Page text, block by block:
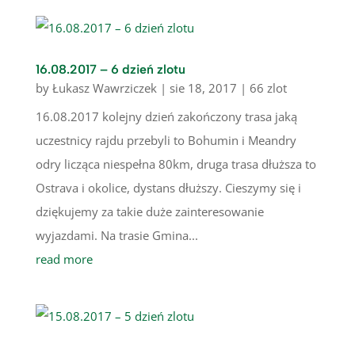
16.08.2017 – 6 dzień zlotu
by Łukasz Wawrziczek| sie 18, 2017 | 66 zlot
16.08.2017 kolejny dzień zakończony trasa jaką
uczestnicy rajdu przebyli to Bohumin i Meandry
odry licząca niespełna 80km, druga trasa dłuższa to
Ostrava i okolice, dystans dłuższy. Cieszymy się i
dziękujemy za takie duże zainteresowanie
wyjazdami. Na trasie Gmina...
read more